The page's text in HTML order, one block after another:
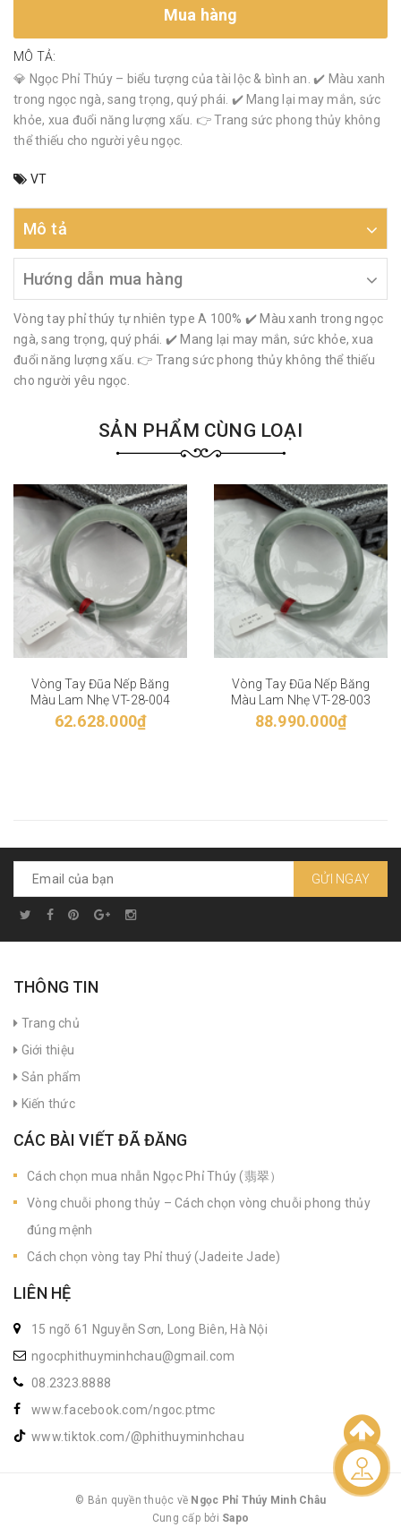
Mua hàng
MÔ TẢ:
💎 Ngọc Phỉ Thúy – biểu tượng của tài lộc & bình an. ✔️ Màu xanh
trong ngọc ngà, sang trọng, quý phái. ✔️ Mang lại may mắn, sức
khỏe, xua đuổi năng lượng xấu. 👉 Trang sức phong thủy không
thể thiếu cho người yêu ngọc.
VT
Mô tả
Hướng dẫn mua hàng
Vòng tay phỉ thúy tự nhiên type A 100% ✔️ Màu xanh trong ngọc
ngà, sang trọng, quý phái. ✔️ Mang lại may mắn, sức khỏe, xua
đuổi năng lượng xấu. 👉 Trang sức phong thủy không thể thiếu
cho người yêu ngọc.
SẢN PHẨM CÙNG LOẠI
Vòng Tay Đũa Nếp Băng
Màu Lam Nhẹ VT-28-004
62.628.000₫
Vòng Tay Đũa Nếp Băng
Màu Lam Nhẹ VT-28-003
88.990.000₫
GỬI NGAY
THÔNG TIN
Trang chủ
Giới thiệu
Sản phẩm
Kiến thức
CÁC BÀI VIẾT ĐÃ ĐĂNG
Cách chọn mua nhẫn Ngọc Phỉ Thúy (翡翠）
Vòng chuỗi phong thủy – Cách chọn vòng chuỗi phong thủy
đúng mệnh
Cách chọn vòng tay Phỉ thuý (Jadeite Jade)
LIÊN HỆ
15 ngõ 61 Nguyễn Sơn, Long Biên, Hà Nội
ngocphithuyminhchau@gmail.com
08.2323.8888
www.facebook.com/ngoc.ptmc
www.tiktok.com/@phithuyminhchau
© Bản quyền thuộc về Ngọc Phỉ Thúy Minh Châu
|
Cung cấp bởi Sapo
Liên hệ